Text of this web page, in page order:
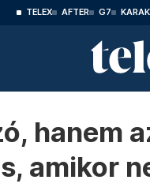
TELEX AFTER G7
hanem
amikor